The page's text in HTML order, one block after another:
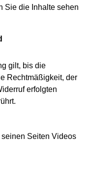
Sie die Inhalte sehen
gilt, bis die
Rechtmäßigkeit, der
erfolgten
Seiten Videos